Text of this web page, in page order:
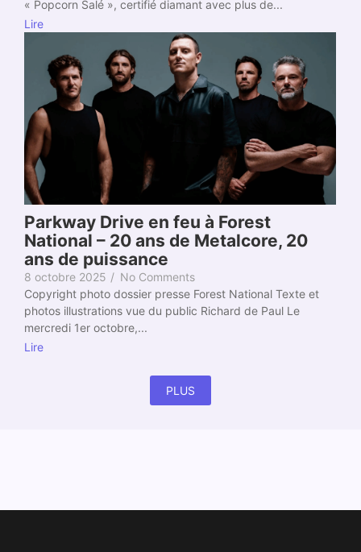
« Popcorn Salé », certifié diamant avec plus de...
Lire
Parkway Drive en feu à Forest
National – 20 ans de Metalcore, 20
ans de puissance
8 octobre 2025 / No Comments
Copyright photo dossier presse Forest National Texte et
photos illustrations vue du public Richard de Paul Le
mercredi 1er octobre,...
Lire
PLUS